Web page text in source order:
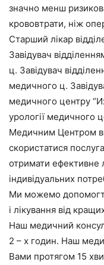
значно менш
крововтрати, ніж
Старший лікар
Завідувач
ц. Завідувач
медичного ц.
медичного центру
урології медичного
Медичним Центром
скористатися
отримати ефективне
індивідуальних
Ми можемо
і лікування від
Наш медичний
2 – х годин. Наш
Вами протягом 15